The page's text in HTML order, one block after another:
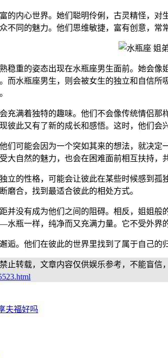
的内心世界。她们聪明伶俐，古灵精怪，
不同的魅力。他们思维敏捷，富有创意，
稳重的姿态出现在水瓶座男生面前。她会
而水瓶座男生，则会被女生的独立和自信
充满着独特的趣味。他们不会像传统情侣
彼此又有了新的成长和感悟。这时，他们会
们可能会因为一个突如其来的想法，就决
大自然的魅力，也会在困难面前相互扶持，
立的性格，可能会让彼此在某些时候感到
磨合，找到最适合彼此的相处方式。
并没有成为他们之间的阻碍。相反，姐姐
瓶一样，纯净而又充满力量。它不受外界
逅。他们在彼此的世界里找到了属于自己
止转载，文章内容仅供娱乐参考，不能盲信
夫福好吗